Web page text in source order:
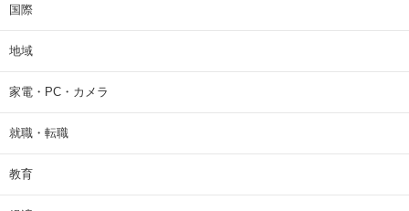
国際
地域
家電・PC・カメラ
就職・転職
教育